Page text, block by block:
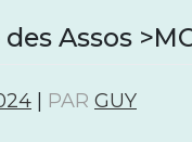
Assos
PAR GUY